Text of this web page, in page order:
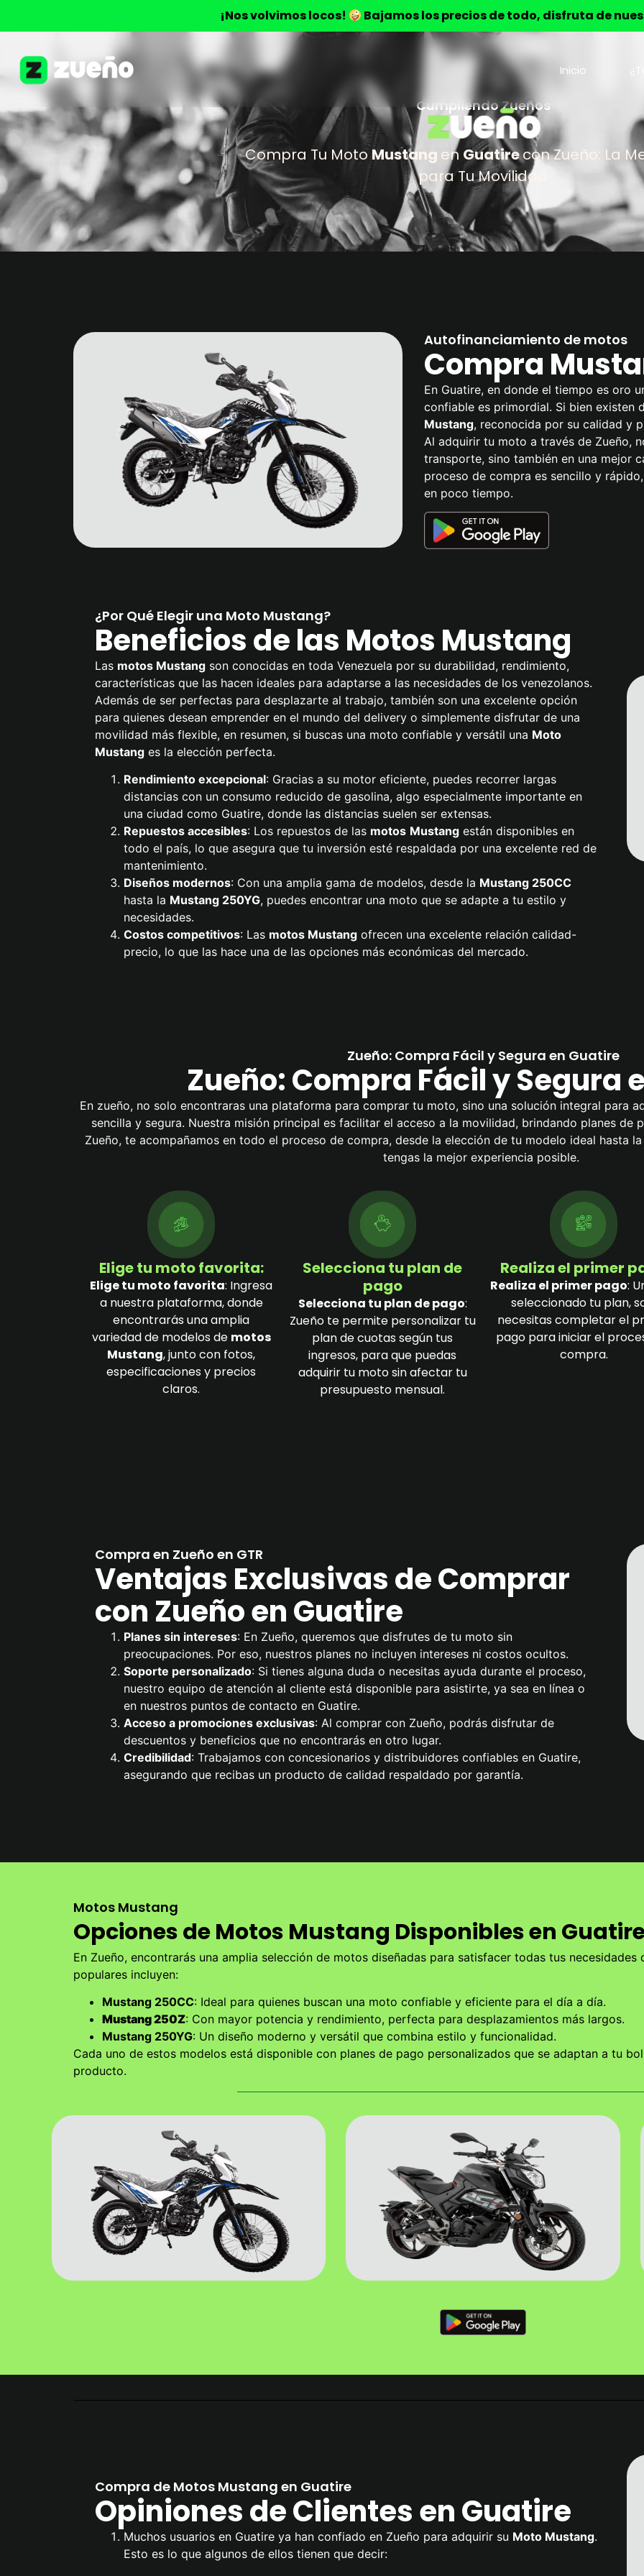
¡Nos volvimos locos! Bajamos los precios de todo, disfruta de
Inicio
Cumpliendo Zueños
Compra Tu MotoMustang en Guatirecon Zueño: La
para Tu Movilidad
Autofinanciamiento de motos
Compra
En Guatire, en donde el tiempo es oro
confiable es primordial. Si bien existen
Mustang, reconocida por su calidad y
Al adquirir tu moto a través de Zueño,
transporte, sino también en una mejor
proceso de compra es sencillo y
en poco tiempo.
¿Por Qué Elegir una Moto Mustang?
Beneficios de las Motos Mustang
Las motos Mustang son conocidas en toda Venezuela por su durabilidad, rendimiento,
características que las hacen ideales para adaptarse a las necesidades de los venezolanos.
Además de ser perfectas para desplazarte al trabajo, también son una excelente opción
para quienes desean emprender en el mundo del delivery o simplemente disfrutar de una
movilidad más flexible, en resumen, si buscas una moto confiable y versátil una Moto
Mustang es la elección perfecta.
Rendimiento excepcional: Gracias a su motor eficiente, puedes recorrer largas
distancias con un consumo reducido de gasolina, algo especialmente importante en
una ciudad como Guatire, donde las distancias suelen ser extensas.
Repuestos accesibles: Los repuestos de las motos Mustang están disponibles en
todo el país, lo que asegura que tu inversión esté respaldada por una excelente red de
mantenimiento.
Diseños modernos: Con una amplia gama de modelos, desde la Mustang 250CC
hasta la Mustang 250YG, puedes encontrar una moto que se adapte a tu estilo y
necesidades.
Costos competitivos: Las motos Mustang ofrecen una excelente relación calidad-
precio, lo que las hace una de las opciones más económicas del mercado.
Zueño: Compra Fácil y Segura en Guatire
Zueño: Compra Fácil y Segura
En zueño, no solo encontraras una plataforma para comprar tu moto, sino una solución integral para
sencilla y segura. Nuestra misión principal es facilitar el acceso a la movilidad, brindando planes de
Zueño, te acompañamos en todo el proceso de compra, desde la elección de tu modelo ideal hasta
tengas la mejor experiencia posible.
Elige tu moto favorita:
Elige tu moto favorita: Ingresa
a nuestra plataforma, donde
encontrarás una amplia
variedad de modelos de motos
Mustang, junto con fotos,
especificaciones y precios
claros.
Selecciona tu plan de
pago
Selecciona tu plan de pago:
Zueño te permite personalizar tu
plan de cuotas según tus
ingresos, para que puedas
adquirir tu moto sin afectar tu
presupuesto mensual.
Realiza el primer
Realiza el primer pago:
seleccionado tu plan,
necesitas completar el
pago para iniciar el
compra.
Compra en Zueño en GTR
Ventajas Exclusivas de Comprar
con Zueño en Guatire
Planes sin intereses: En Zueño, queremos que disfrutes de tu moto sin
preocupaciones. Por eso, nuestros planes no incluyen intereses ni costos ocultos.
Soporte personalizado: Si tienes alguna duda o necesitas ayuda durante el proceso,
nuestro equipo de atención al cliente está disponible para asistirte, ya sea en línea o
en nuestros puntos de contacto en Guatire.
Acceso a promociones exclusivas: Al comprar con Zueño, podrás disfrutar de
descuentos y beneficios que no encontrarás en otro lugar.
Credibilidad: Trabajamos con concesionarios y distribuidores confiables en Guatire,
asegurando que recibas un producto de calidad respaldado por garantía.
Motos Mustang
Opciones de Motos Mustang Disponibles en
En Zueño, encontrarás una amplia selección de motos diseñadas para satisfacer todas tus
populares incluyen:
Mustang 250CC: Ideal para quienes buscan una moto confiable y eficiente para el día a día.
Mustang 250Z: Con mayor potencia y rendimiento, perfecta para desplazamientos más largos.
Mustang 250YG: Un diseño moderno y versátil que combina estilo y funcionalidad.
Cada uno de estos modelos está disponible con planes de pago personalizados que se adaptan a tu
producto.
Compra de Motos Mustang en Guatire
Opiniones de Clientes en Guatire
Muchos usuarios en Guatire ya han confiado en Zueño para adquirir su Moto Mustang.
Esto es lo que algunos de ellos tienen que decir: